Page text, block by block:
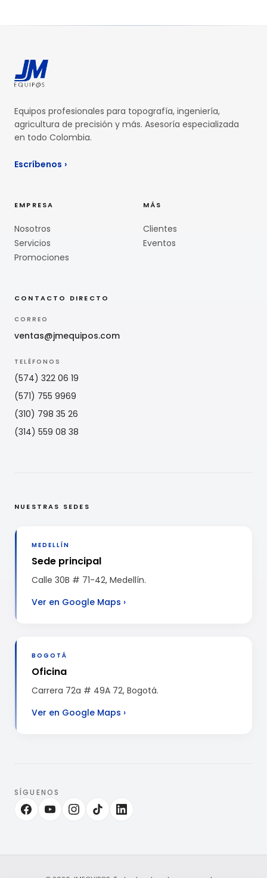
Equipos profesionales para topografía, ingeniería,
agricultura de precisión y más. Asesoría especializada
en todo Colombia.
Escríbenos ›
EMPRESA
Nosotros
Servicios
Promociones
MÁS
Clientes
Eventos
CONTACTO DIRECTO
CORREO
ventas@jmequipos.com
TELÉFONOS
(574) 322 06 19
(571) 755 9969
(310) 798 35 26
(314) 559 08 38
NUESTRAS SEDES
MEDELLÍN
Sede principal
Calle 30B # 71-42, Medellín.
Ver en Google Maps ›
BOGOTÁ
Oficina
Carrera 72a # 49A 72, Bogotá.
Ver en Google Maps ›
SÍGUENOS